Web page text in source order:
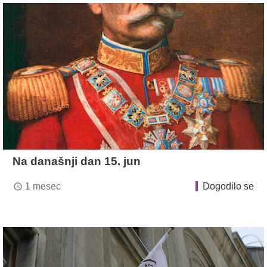
Na današnji dan 15. jun
access_time 1 mesec Dogodilo se